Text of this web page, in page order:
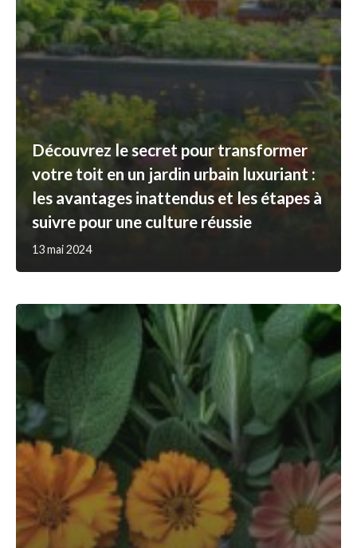
Découvrez le secret pour transformer
votre toit en un jardin urbain luxuriant :
les avantages inattendus et les étapes à
suivre pour une culture réussie
13 mai 2024